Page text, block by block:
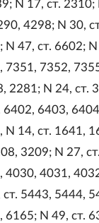
N 17, ст.
4298; N 30,
47, ст. 6602; N
7351, 7352,
2281; N 24, ст.
6402, 6403,
14, ст. 1641,
3209; N 27,
4030, 4031,
5443, 5444,
N 49, ст.